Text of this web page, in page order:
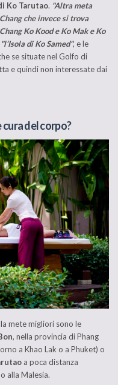
Ko Tarutao. "Altra meta
che invece si trova
Ko Kood e Ko Mak e Ko
"l’Isola di Ko Samed", e le
se situate nel Golfo di
e quindi non interessate dai
del corpo?
mete migliori sono le
, nella provincia di Phang
a Khao Lak o a Phuket) o
a poca distanza
alla Malesia.